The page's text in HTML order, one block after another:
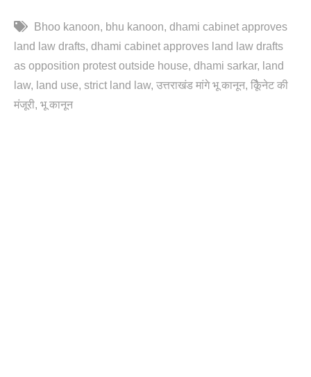
Bhoo kanoon bhu kanoon dhami cabinet approves
land law drafts dhami cabinet approves land law drafts
as opposition protest outside house dhami sarkar
land
law
land use strict land law उत्तराखंड मांगे भू कानून कैूिनेट की
मंजूरी भू कानून